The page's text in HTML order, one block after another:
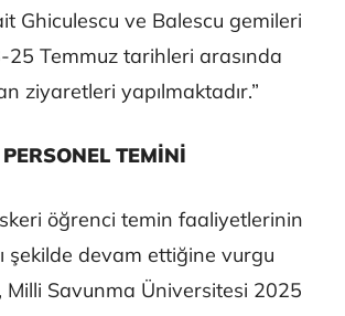
Ghiculescu ve Balescu gemileri
Temmuz tarihleri arasında
ziyaretleri yapılmaktadır.”
TEMİNİ
öğrenci temin faaliyetlerinin
şekilde devam ettiğine vurgu
Savunma Üniversitesi 2025